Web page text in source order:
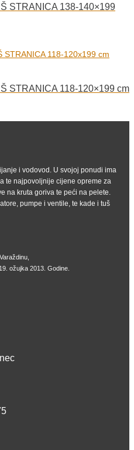
STRANICA 138-140×199
STRANICA 118-120×199 cm
i vodovod. U svojoj ponudi ima
te najpovoljnije cijene opreme za
na kruta goriva te peći na pelete.
pumpe i ventile, te kade i tuš
ožujka 2013. Godine.